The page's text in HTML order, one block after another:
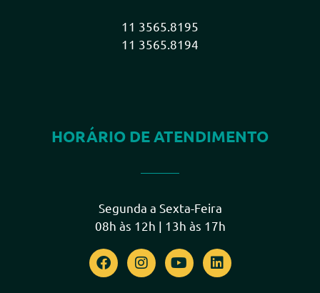
11 3565.8195
11 3565.8194
HORÁRIO DE ATENDIMENTO
Segunda a Sexta-Feira
08h às 12h | 13h às 17h